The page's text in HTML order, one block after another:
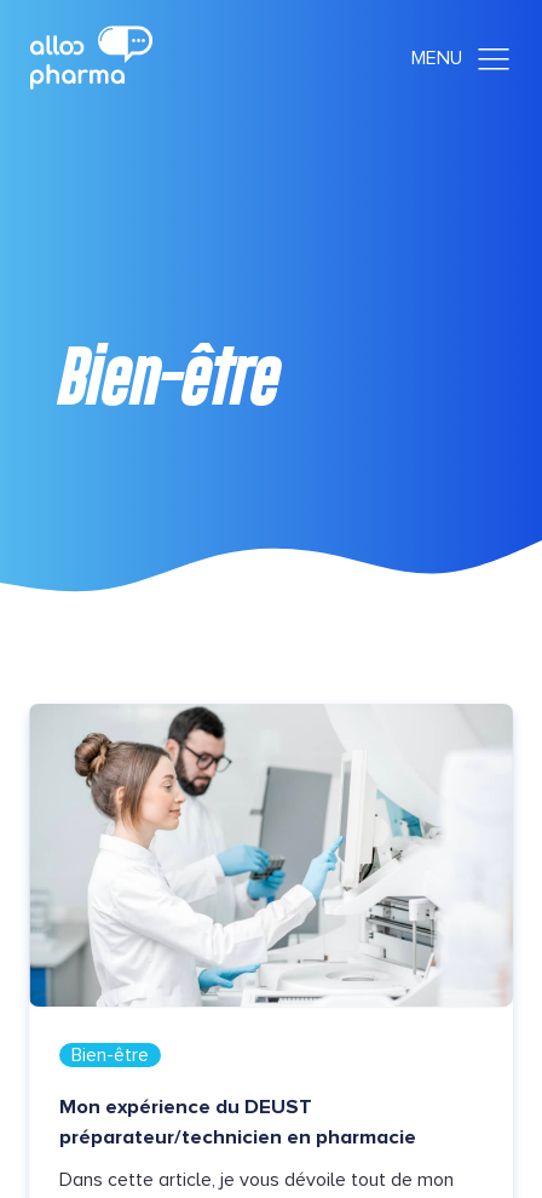
Bien-être
Bien-être
Mon expérience du DEUST
préparateur/technicien en pharmacie
Dans cette article, je vous dévoile tout de mon